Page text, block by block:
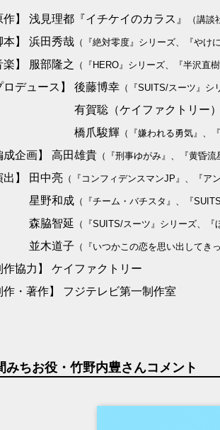
作】 浅見理都『イチケイのカラス』 （講
本】 浜田秀哉 （『絶対零度』シリーズ、『やけ
楽】 服部隆之 （『HERO』シリーズ、『半沢直
ロデュース】 後藤博幸 （『SUITS/スーツ』シ
賀聡（ケイファクトリー）
爪駿輝 （『嫌われる勇気』、
成企画】 高田雄貴 （『刑事ゆがみ』、『黄昏流
出】 田中亮 （『コンフィデンスマンJP』、『ア
野和成 （『チーム・バチスタ』、『
脇智延 （『SUITS/スーツ』シリーズ、
木道子 （『いつかこの恋を思い出してき
作協力】 ケイファクトリー
作・著作】 フジテレビ第一制作室
みちお役・竹野内豊さんコメント